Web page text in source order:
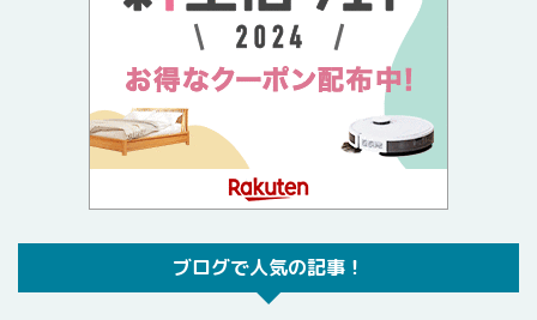
ブログで人気の記事！